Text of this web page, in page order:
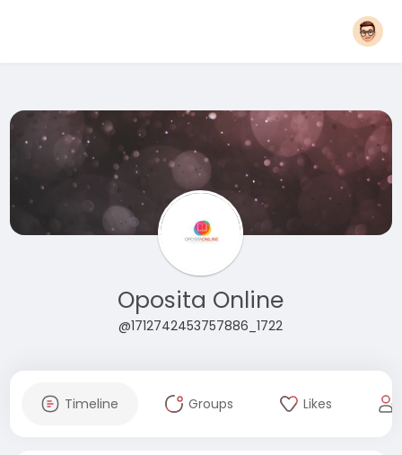
Oposita Online
@1712742453757886_1722
Timeline Groups Likes